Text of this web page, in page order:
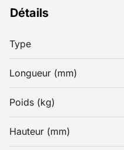
Détails
Type
Longueur (mm)
Poids (kg)
Hauteur (mm)